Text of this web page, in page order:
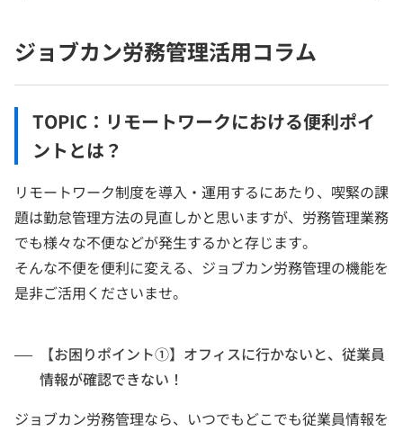
ジョブカン労務管理活用コラム
TOPIC：リモートワークにおける便利ポイ
ントとは？
リモートワーク制度を導入・運用するにあたり、喫緊の課
題は勤怠管理方法の見直しかと思いますが、労務管理業務
でも様々な不便などが発生するかと存じます。
そんな不便を便利に変える、ジョブカン労務管理の機能を
是非ご活用くださいませ。
【お困りポイント①】オフィスに行かないと、従業員
情報が確認できない！
ジョブカン労務管理なら、いつでもどこでも従業員情報を